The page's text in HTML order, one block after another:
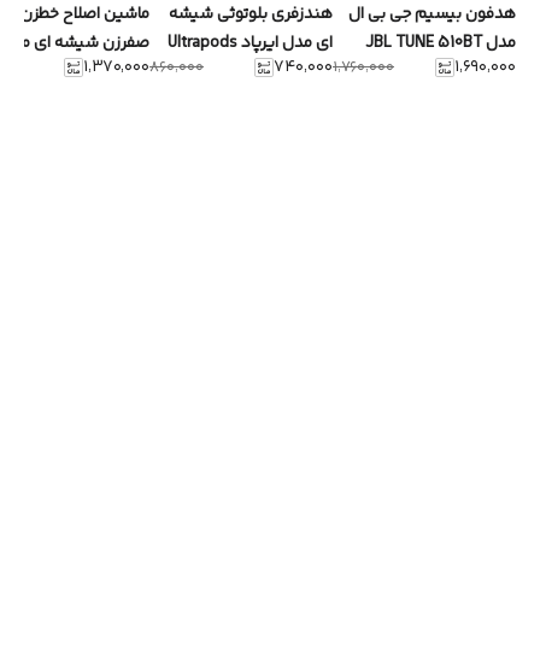
هدفون بیسیم جی بی ال
مدل JBL TUNE 510BT
۱٬۶۹۰٬۰۰۰
۱٬۷۶۰٬۰۰۰
هندزفری بلوتوثی شیشه
ای مدل ایرپاد Ultrapods
max
۷۴۰٬۰۰۰ ۸۶۰٬۰۰۰
ماشین اصلاح خطزن و
صفرزن شیشه ای مدل
GYT-999 با نمایشگر led
۱٬۳۷۰٬۰۰۰